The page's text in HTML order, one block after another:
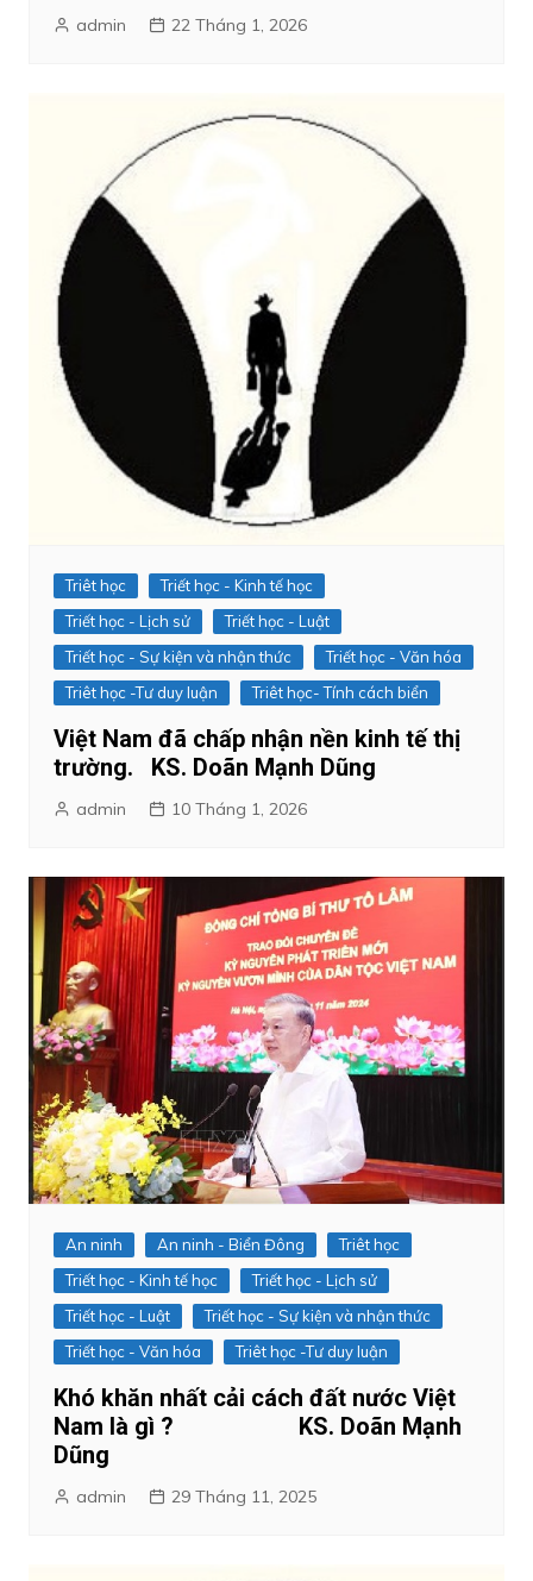
admin 22 Tháng 1, 2026
Triêt học
Triết học - Kinh tế học
Triết học - Lịch sử
Triết học - Luật
Triết học - Sự kiện và nhận thức
Triết học - Văn hóa
Triêt học -Tư duy luận
Triêt học- Tính cách biển
Việt Nam đã chấp nhận nền kinh tế thị
trường. KS. Doãn Mạnh Dũng
admin 10 Tháng 1, 2026
An ninh An ninh - Biển Đông
Triêt học
Triết học - Kinh tế học
Triết học - Lịch sử
Triết học - Luật
Triết học - Sự kiện và nhận thức
Triết học - Văn hóa
Triêt học -Tư duy luận
Khó khăn nhất cải cách đất nước Việt
Nam là gì ? KS. Doãn Mạnh
Dũng
admin 29 Tháng 11, 2025